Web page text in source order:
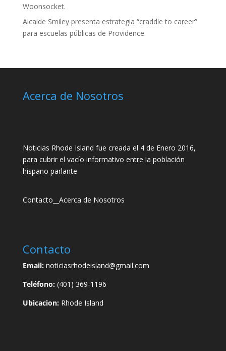
Woonsocket.
Alcalde Smiley presenta estrategia “craddle to career”
para escuelas públicas de Providence.
Acerca de Nosotros
Noticias Rhode Island fue creada el 4 de Enero 2016,
para cubrir el vacío informativo entre la población
hispano parlante
Contacto Acerca de Nosotros
Contacto
Email:noticiasrhodeisland@gmail.com
Teléfono:(401) 369-1196
Ubicacion:Rhode Island